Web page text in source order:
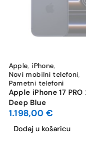
Apple, iPhone,
Novi mobilni telefoni,
Pametni telefoni
Apple iPhone 17 PRO
Deep Blue
1.198,00€
Dodaj u košaricu